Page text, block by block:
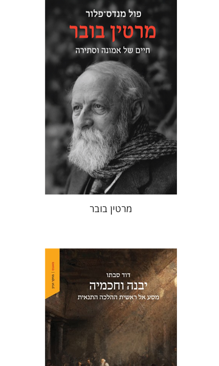
פול מנדס-פלור
מתן אורם
הנחת אתר ספר מודפס
$35
$32
מרטין בובר
דוד סבתו